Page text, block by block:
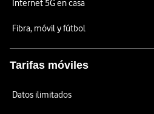
Internet 5G en casa
Fibra, móvil y fútbol
Tarifas móviles
Datos ilimitados